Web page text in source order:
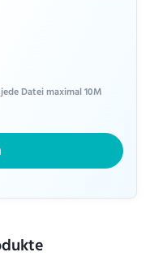
Datei maximal 10M